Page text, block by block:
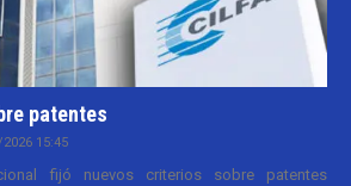
patentes
15:45
fijó nuevos criterios sobre patentes